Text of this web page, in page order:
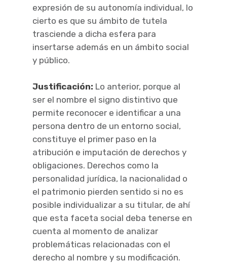
expresión de su autonomía individual, lo
cierto es que su ámbito de tutela
trasciende a dicha esfera para
insertarse además en un ámbito social
y público.
Justificación: Lo anterior, porque al
ser el nombre el signo distintivo que
permite reconocer e identificar a una
persona dentro de un entorno social,
constituye el primer paso en la
atribución e imputación de derechos y
obligaciones. Derechos como la
personalidad jurídica, la nacionalidad o
el patrimonio pierden sentido si no es
posible individualizar a su titular, de ahí
que esta faceta social deba tenerse en
cuenta al momento de analizar
problemáticas relacionadas con el
derecho al nombre y su modificación.